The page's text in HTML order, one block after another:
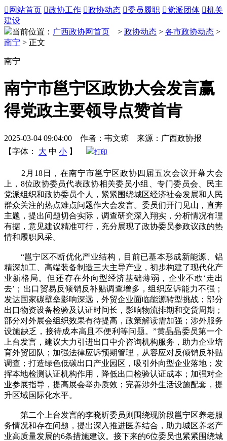
 网站首页 政协工作 政协动态 委员履职 党派团体 机关
建设
当前位置： 广西政协网首页 > 政协动态 > 各市政协动态 >
南宁 > 正文
南宁
南宁市邕宁区政协大会发言赢
得党政主要领导点赞首肯
2025-03-04 09:04:00 作者：韦文琼 来源：广西政协报
【字体：
大 中 小 】 打印
2月18日，在南宁市邕宁区政协四届五次会议开幕大会
上，8位政协委员代表政协相关委员小组、专门委员会、民主
党派组织和政协委员个人，紧紧围绕城区经济社会发展和人民
群众关注的热点难点问题作大会发言。委员们开门见山，直奔
主题，提出问题切合实际，调查研究深入翔实，分析情况有理
有据，意见建议精准可行，充分展现了政协委员参政议政的热
情和履职风采。
“邕宁区不断优化产业结构，目前已基本形成新能源、铝
精深加工、高端装备制造三大主导产业，初步构建了现代化产
业新格局。但还存在外向型经济基础薄弱，企业不敢‘走出
去’；出口贸易反倾销反补贴调查增多，组织应诉能力不强；
发达国家碳壁垒影响深远，外贸企业面临能源转型挑战；部分
出口物资设备检验及认证时间长，影响物流排期和交货周期；
部分对外展会组织效果有待提高，政策解读需加强；涉外服务
设施缺乏，接待成本高且不便利等问题。”黄晶晶委员第一个
上台发言，建议大力引进出口中介咨询机构服务，助力企业培
育外贸团队；加强法律应诉预期管理，从容应对反倾销反补贴
调查；打造绿色低碳出口产业园区，吸引外向型企业落地；发
挥本地检测认证机构作用，降低出口检验认证成本；加强对企
业参展指导，提高展会举办质效；完善涉外生活设施配套，提
升区域国际化水平。
第二个上台发言的李晓昕委员则围绕现阶段邕宁区养老服
务情况和存在问题，提出深入推进医养结合，助力城区养老产
业高质量发展的6条措施建议。接下来的6位委员也紧紧围绕城